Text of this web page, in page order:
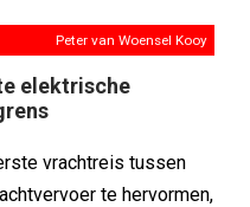
Peter van Woensel Kooy
elektrische
vrachtreis tussen
te hervormen,